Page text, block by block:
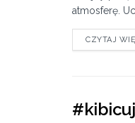
atmosferę.
CZYTAJ